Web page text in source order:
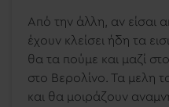
Από την άλλη, αν είσαι
έχουν κλείσει ήδη τα
θα τα πούμε και μαζί
στο Βερολίνο. Τα μελη
και θα μοιράζουν